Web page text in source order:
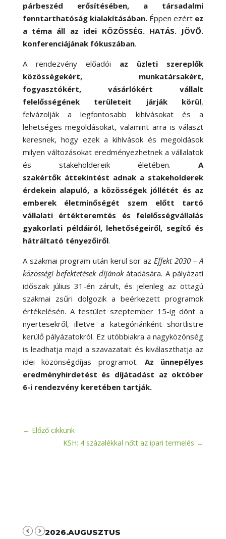
párbeszéd erősítésében, a társadalmi
fenntarthatóság kialakításában.Éppen ezért ez
a téma áll az idei KÖZÖSSÉG. HATÁS. JÖVŐ.
konferenciájának fókuszában.
A rendezvény előadói az üzleti szereplők
közösségekért, munkatársakért,
fogyasztókért, vásárlókért vállalt
felelősségének területeit járják körül,
felvázolják a legfontosabb kihívásokat és a
lehetséges megoldásokat, valamint arra is választ
keresnek, hogy ezek a kihívások és megoldások
milyen változásokat eredményezhetnek a vállalatok
és stakeholdereik életében.A
szakértők áttekintést adnak a stakeholderek
érdekein alapuló, a közösségek jóllétét és az
emberek életminőségét szem előtt tartó
vállalati értékteremtés és felelősségvállalás
gyakorlati példáiról, lehetőségeiről, segítő és
hátráltató tényezőiről.
A szakmai program után kerül sor azEffekt 2030 – A
közösségi befektetések díjánakátadására. A pályázati
időszak július 31-én zárult, és jelenleg az öttagú
szakmai zsűri dolgozik a beérkezett programok
értékelésén. A testület szeptember 15-ig dönt a
nyertesekről, illetve a kategóriánként shortlistre
kerülő pályázatokról. Ez utóbbiakra a nagyközönség
is leadhatja majd a szavazatait és kiválaszthatja az
idei közönségdíjas programot. Az ünnepélyes
eredményhirdetést és díjátadást az október
6-i rendezvény keretében tartják.
← Előző cikkünk
KSH: 4 százalékkal nőtt az ipari termelés →
2026.AUGUSZTUS